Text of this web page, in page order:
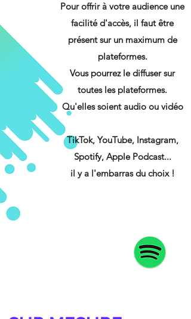
Pour offrir à votre audience une
facilité d'accès, il faut être
présent sur un maximum de
plateformes.
Vous pourrez le diffuser sur
toutes les plateformes.
Qu'elles soient audio ou vidéo
TikTok, YouTube, Instagram,
Spotify, Apple Podcast...
il y a l'embarras du choix !